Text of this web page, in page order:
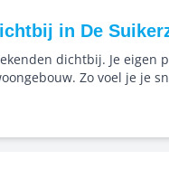
in De
dichtbij. Je eigen
Zo voel je je
maar dichtbij